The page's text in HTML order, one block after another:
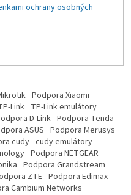
ochrany osobných
Podpora Xiaomi
Link TP-Link emulátory
D-Link Podpora Tenda
ASUS Podpora Merusys
cudy cudy emulátory
Podpora NETGEAR
Podpora Grandstream
ZTE Podpora Edimax
Cambium Networks